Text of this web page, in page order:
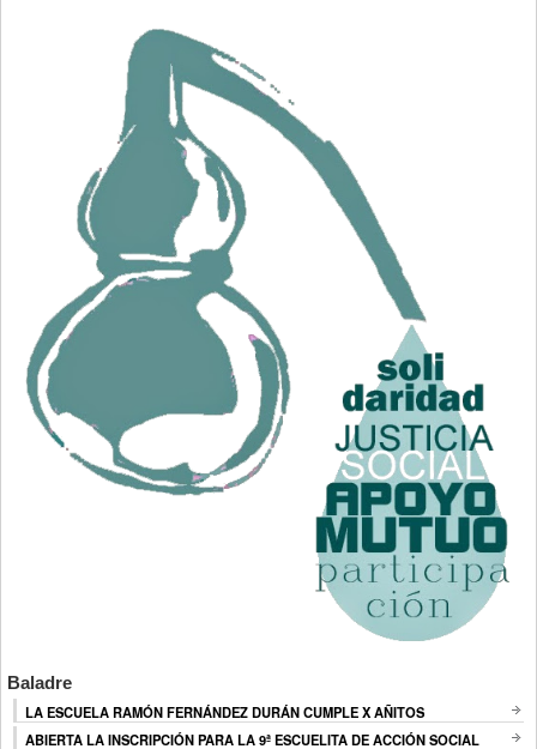
Baladre
LA ESCUELA RAMÓN FERNÁNDEZ DURÁN CUMPLE X AÑITOS
ABIERTA LA INSCRIPCIÓN PARA LA 9ª ESCUELITA DE ACCIÓN SOCIAL